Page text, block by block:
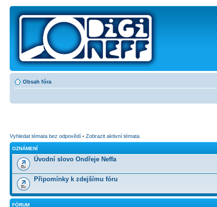
Obsah fóra
Vyhledat témata bez odpovědí • Zobrazit aktivní témata
OZNÁMENÍ
Úvodní slovo Ondřeje Neffa
Připomínky k zdejšímu fóru
FÓRUM